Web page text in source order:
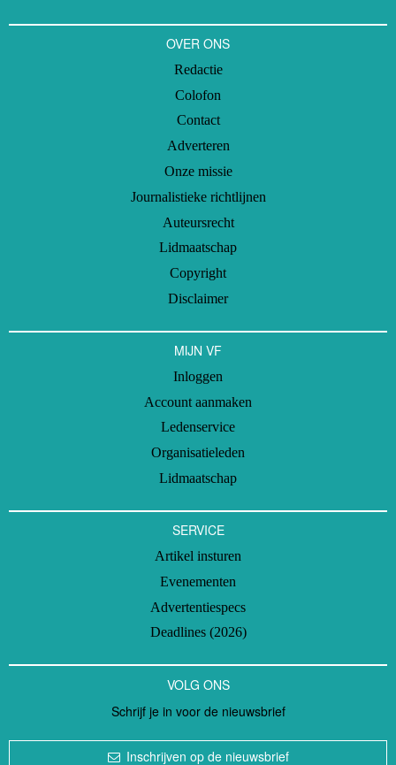
OVER ONS
Redactie
Colofon
Contact
Adverteren
Onze missie
Journalistieke richtlijnen
Auteursrecht
Lidmaatschap
Copyright
Disclaimer
MIJN VF
Inloggen
Account aanmaken
Ledenservice
Organisatieleden
Lidmaatschap
SERVICE
Artikel insturen
Evenementen
Advertentiespecs
Deadlines (2026)
VOLG ONS
Schrijf je in voor de nieuwsbrief
Inschrijven op de nieuwsbrief